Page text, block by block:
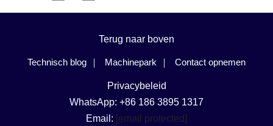
Terug naar boven
Technisch blog Machinepark Contact opnemen
Privacybeleid
WhatsApp: +86 186 3895 1317
Email: [email protected]